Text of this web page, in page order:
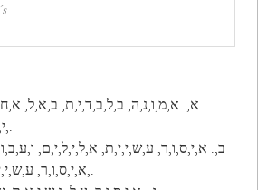
א,. א,מ,ו,נ,ה, ב,ל,ב,ד,י,ת, ב,א,ל,
י,ש,ר,א,ל, מ,מ,צ,ר,י,ם,.
ב,. א,י,ס,ו,ר, ע,ש,י,י,ת, א,ל,י,ל,י,ם,
א,י,ס,ו,ר, ע,ש,י,י,ת, פ,ס,ל, ו,ת,מ,ו,נ,ה,.